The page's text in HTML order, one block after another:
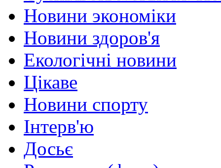
Новини экономіки
Новини здоров'я
Екологічні новини
Цікаве
Новини спорту
Інтерв'ю
Досьє